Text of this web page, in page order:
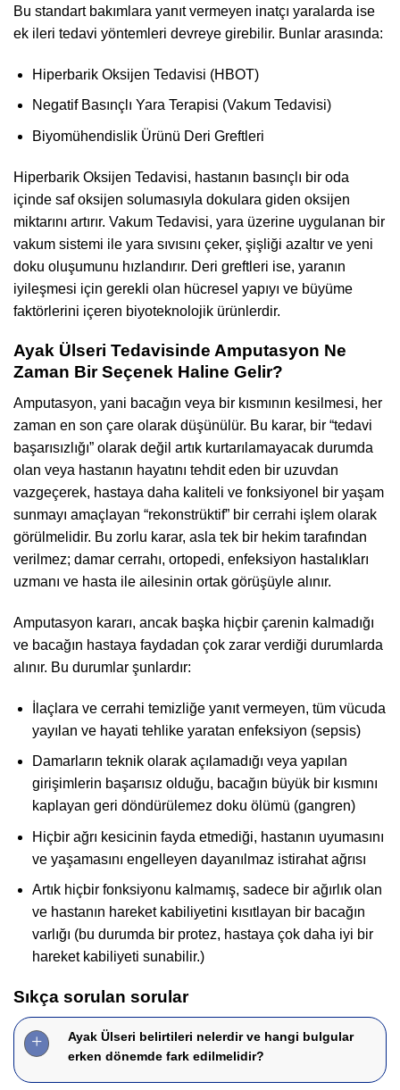
Bu standart bakımlara yanıt vermeyen inatçı yaralarda ise
ek ileri tedavi yöntemleri devreye girebilir. Bunlar arasında:
Hiperbarik Oksijen Tedavisi (HBOT)
Negatif Basınçlı Yara Terapisi (Vakum Tedavisi)
Biyomühendislik Ürünü Deri Greftleri
Hiperbarik Oksijen Tedavisi, hastanın basınçlı bir oda
içinde saf oksijen solumasıyla dokulara giden oksijen
miktarını artırır. Vakum Tedavisi, yara üzerine uygulanan bir
vakum sistemi ile yara sıvısını çeker, şişliği azaltır ve yeni
doku oluşumunu hızlandırır. Deri greftleri ise, yaranın
iyileşmesi için gerekli olan hücresel yapıyı ve büyüme
faktörlerini içeren biyoteknolojik ürünlerdir.
Ayak Ülseri Tedavisinde Amputasyon Ne
Zaman Bir Seçenek Haline Gelir?
Amputasyon, yani bacağın veya bir kısmının kesilmesi, her
zaman en son çare olarak düşünülür. Bu karar, bir “tedavi
başarısızlığı” olarak değil artık kurtarılamayacak durumda
olan veya hastanın hayatını tehdit eden bir uzuvdan
vazgeçerek, hastaya daha kaliteli ve fonksiyonel bir yaşam
sunmayı amaçlayan “rekonstrüktif” bir cerrahi işlem olarak
görülmelidir. Bu zorlu karar, asla tek bir hekim tarafından
verilmez; damar cerrahı, ortopedi, enfeksiyon hastalıkları
uzmanı ve hasta ile ailesinin ortak görüşüyle alınır.
Amputasyon kararı, ancak başka hiçbir çarenin kalmadığı
ve bacağın hastaya faydadan çok zarar verdiği durumlarda
alınır. Bu durumlar şunlardır:
İlaçlara ve cerrahi temizliğe yanıt vermeyen, tüm vücuda
yayılan ve hayati tehlike yaratan enfeksiyon (sepsis)
Damarların teknik olarak açılamadığı veya yapılan
girişimlerin başarısız olduğu, bacağın büyük bir kısmını
kaplayan geri döndürülemez doku ölümü (gangren)
Hiçbir ağrı kesicinin fayda etmediği, hastanın uyumasını
ve yaşamasını engelleyen dayanılmaz istirahat ağrısı
Artık hiçbir fonksiyonu kalmamış, sadece bir ağırlık olan
ve hastanın hareket kabiliyetini kısıtlayan bir bacağın
varlığı (bu durumda bir protez, hastaya çok daha iyi bir
hareket kabiliyeti sunabilir.)
Sıkça sorulan sorular
Ayak Ülseri belirtileri nelerdir ve hangi bulgular
erken dönemde fark edilmelidir?